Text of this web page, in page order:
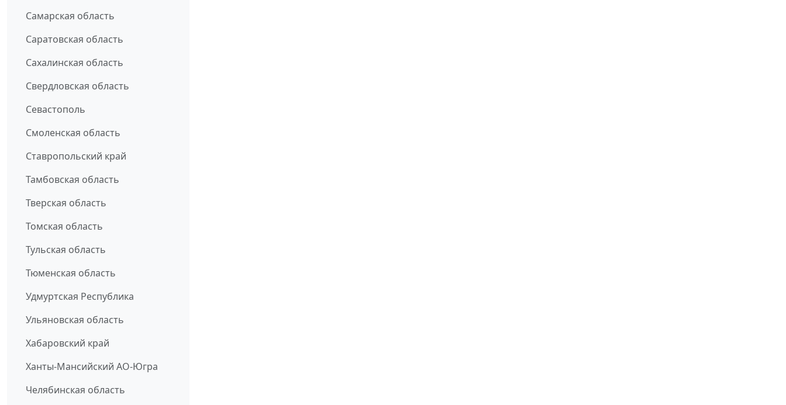
Самарская область
Саратовская область
Сахалинская область
Свердловская область
Севастополь
Смоленская область
Ставропольский край
Тамбовская область
Тверская область
Томская область
Тульская область
Тюменская область
Удмуртская Республика
Ульяновская область
Хабаровский край
Ханты-Мансийский АО-Югра
Челябинская область